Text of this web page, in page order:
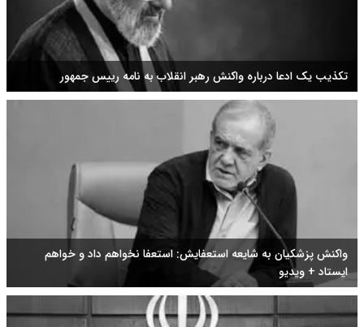
تکذیب یک ادعا درباره واکنش رهبر انقلاب به نامه رییس جمهور
واکنش پزشکیان به شایعه استعفایش: استعفا نخواهم داد و خواهم
ایستاد + ویدیو